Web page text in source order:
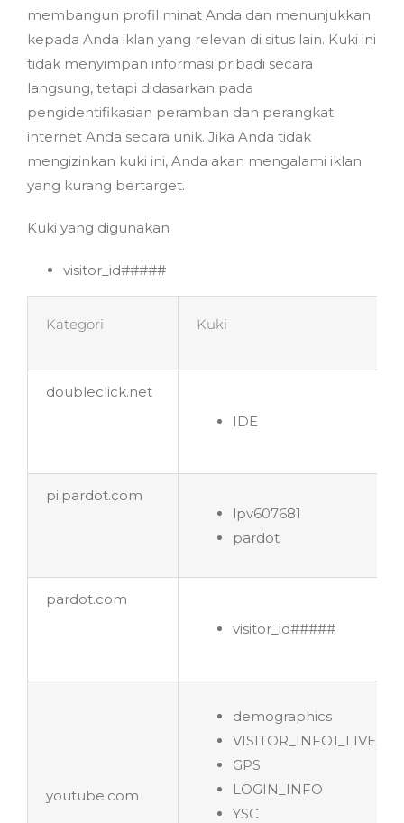
membangun profil minat Anda dan menunjukkan
kepada Anda iklan yang relevan di situs lain. Kuki ini
tidak menyimpan informasi pribadi secara
langsung, tetapi didasarkan pada
pengidentifikasian peramban dan perangkat
internet Anda secara unik. Jika Anda tidak
mengizinkan kuki ini, Anda akan mengalami iklan
yang kurang bertarget.
Kuki yang digunakan
visitor_id#####
Kategori Kuki
doubleclick.net
IDE
pi.pardot.com
lpv607681
pardot
pardot.com
visitor_id#####
youtube.com
demographics
VISITOR_INFO1_LIVE
GPS
LOGIN_INFO
YSC